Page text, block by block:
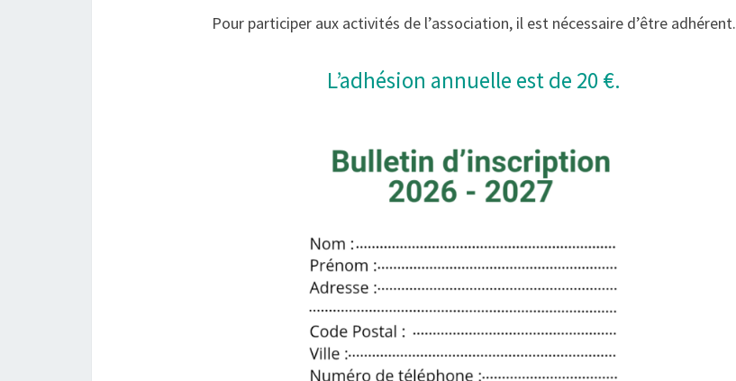
Pour participer aux activités de l’association, il est nécessaire d’être adhérent.
L’adhésion annuelle est de 20 €.